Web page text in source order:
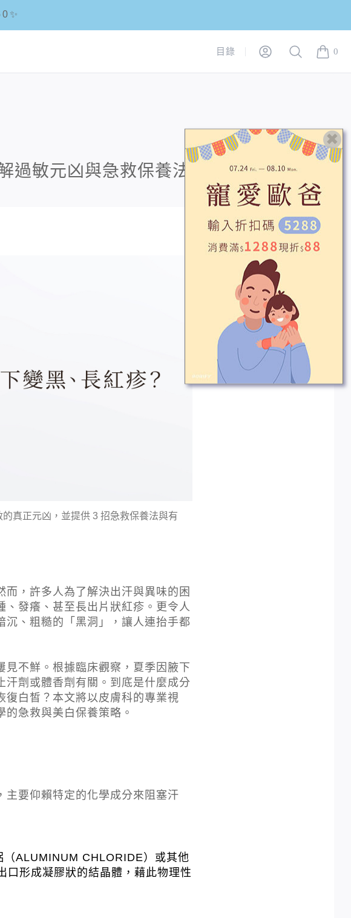
目錄 Login Search 0
items
過敏元凶與急救保養法
真正元凶，並提供 3 招急救保養法與有
，許多人為了解決出汗與異味的困
發癢、甚至長出片狀紅疹。更令人
、粗糙的「黑洞」，讓人連抬手都
不鮮。根據臨床觀察，夏季因腋下
劑或體香劑有關。到底是什麼成分
復白皙？本文將以皮膚科的專業視
急救與美白保養策略。
主要仰賴特定的化學成分來阻塞汗
ALUMINUM CHLORIDE）或其他
口形成凝膠狀的結晶體，藉此物理性